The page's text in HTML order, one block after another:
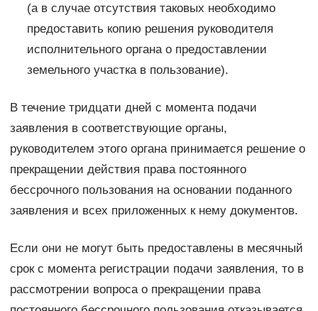
(а в случае отсутствия таковых необходимо
предоставить копию решения руководителя
исполнительного органа о предоставлении
земельного участка в пользование).
В течение тридцати дней с момента подачи
заявления в соответствующие органы,
руководителем этого органа принимается решение о
прекращении действия права постоянного
бессрочного пользования на основании поданного
заявления и всех приложенных к нему документов.
Если они не могут быть предоставлены в месячный
срок с момента регистрации подачи заявления, то в
рассмотрении вопроса о прекращении права